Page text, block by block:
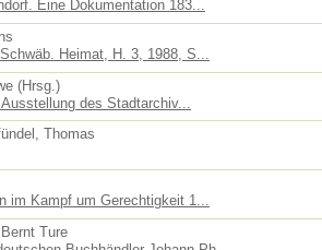
Eine Dokumentation 183...
Heimat, H. 3, 1988, S...
(Hrsg.)
des Stadtarchiv...
Thomas
im Kampf um Gerechtigkeit 1...
Ture